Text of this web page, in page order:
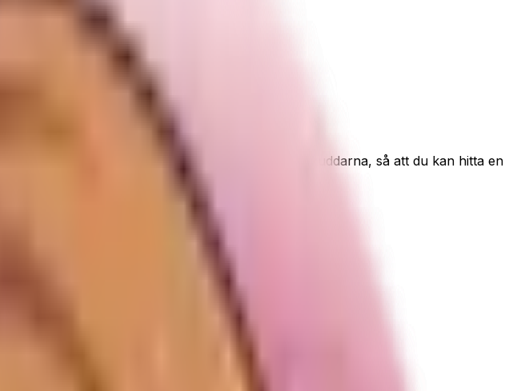
att ha i öronen och med flera storlekar på öronkuddarna, så att du kan hitta en
provision - utan extra kostnad för dig.